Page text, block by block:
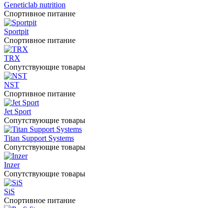
Geneticlab nutrition
Спортивное питание
Sportpit
Спортивное питание
TRX
Сопутствующие товары
NST
Спортивное питание
Jet Sport
Сопутствующие товары
Titan Support Systems
Сопутствующие товары
Inzer
Сопутствующие товары
SiS
Спортивное питание